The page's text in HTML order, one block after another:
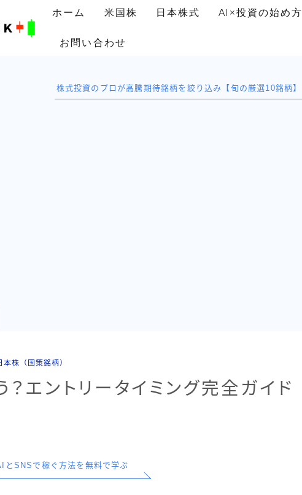
ホーム 米国株 日本株式 AI×投資の始め方
お問い合わせ
株式投資のプロが高騰期待銘柄を絞り込み【旬の厳選10銘柄】
本株（国策銘柄）
エントリータイミング完全ガイド
とSNSで稼ぐ方法を無料で学ぶ